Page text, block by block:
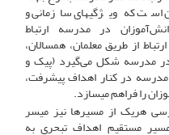
که ویژگی­های سازمانی و
در مدرسه ارتباط
و ویلیرس، 2009). این ارتباط از طریق معلمان، همسالان،
مدرسه شکل می‌گیرد (پیک و
از جوّ مدرسه در کنار اهداف پیشرفت،
را فراهم می­سازد.
هریک از مسیرها نیز میسر
مستقیم اهداف تبحری به